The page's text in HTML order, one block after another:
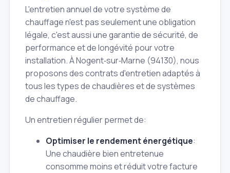
L'entretien annuel de votre système de
chauffage n'est pas seulement une obligation
légale, c'est aussi une garantie de sécurité, de
performance et de longévité pour votre
installation. À Nogent‑sur‑Marne (94130), nous
proposons des contrats d'entretien adaptés à
tous les types de chaudières et de systèmes
de chauffage.
Un entretien régulier permet de:
Optimiser le rendement énergétique:
Une chaudière bien entretenue
consomme moins et réduit votre facture